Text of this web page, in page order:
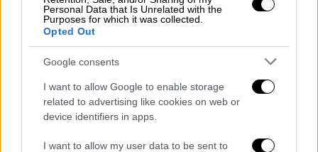
Personal Data that Is Unrelated with the
Purposes for which it was collected.
Opted Out
Google consents
I want to allow Google to enable storage
related to advertising like cookies on web or
device identifiers in apps.
I want to allow my user data to be sent to
Κρήτη, Αθήνα, Σέριφο και Βέλγιο, μεταξύ των
οποίων διαμερίσματα, επαγγελματικοί
χώροι, αποθήκες και οικόπεδα.
Στη φετινή δήλωση καταγράφεται νέα αγορά
μονοκατοικίας στη Σέριφο, επιφάνειας
περίπου 40 τετραγωνικών μέτρων, η οποία